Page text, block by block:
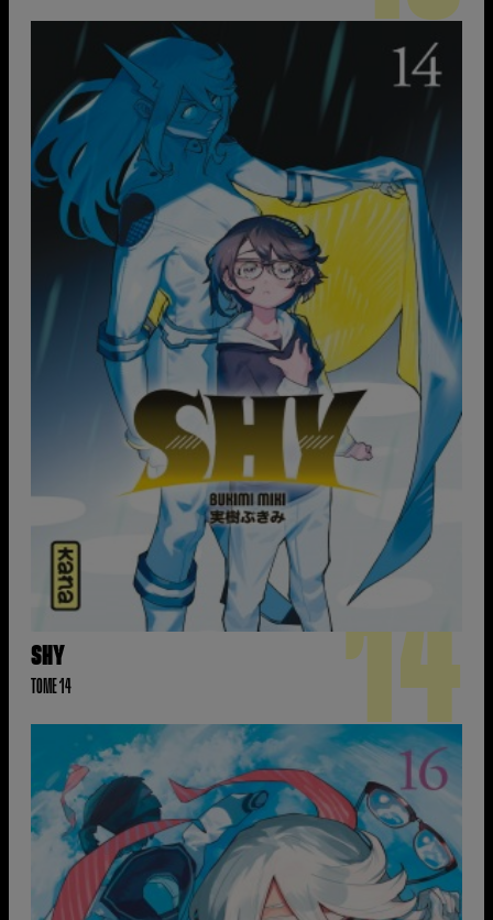
SHY
TOME 14 14